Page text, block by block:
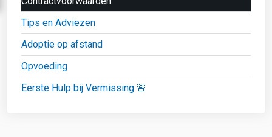
Tips en Adviezen
Adoptie op afstand
Opvoeding
Eerste Hulp bij Vermissing 🚨